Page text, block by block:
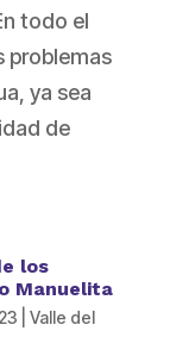
todo el
problemas
ya sea
de
los
Manuelita
Valle del